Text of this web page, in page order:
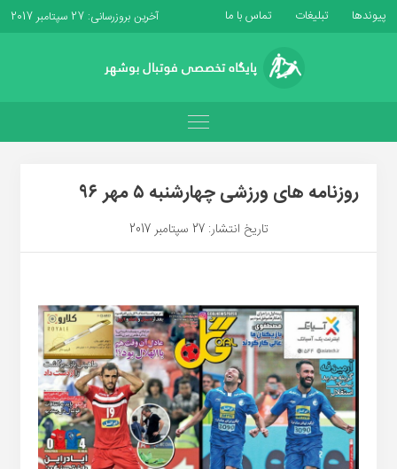
پیوندها تبلیغات تماس با ما آخرین بروزرسانی: 27 سپتامبر 2017
روزنامه های ورزشی چهارشنبه ۵ مهر ۹۶
تاریخ انتشار: 27 سپتامبر 2017